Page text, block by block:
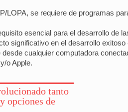
LOPA, se requiere de programas
esencial para el desarrollo de
significativo en el desarrollo
cualquier computadora
o Apple.
tanto
opciones de